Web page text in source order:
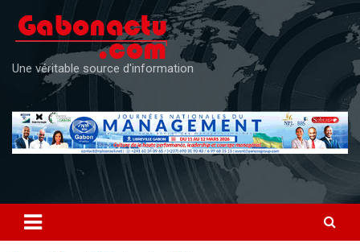
content
Une véritable source d'information